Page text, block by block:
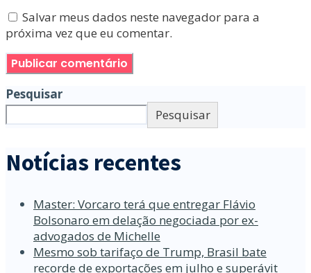
Salvar meus dados neste navegador para a
próxima vez que eu comentar.
Pesquisar
Pesquisar
Notícias recentes
Master: Vorcaro terá que entregar Flávio
Bolsonaro em delação negociada por ex-
advogados de Michelle
Mesmo sob tarifaço de Trump, Brasil bate
recorde de exportações em julho e superávit